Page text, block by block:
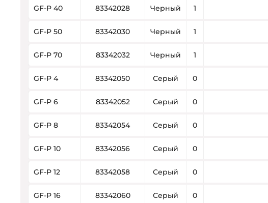
GF-P 40 83342028 Черный 1
GF-P 50 83342030 Черный 1
GF-P 70 83342032 Черный 1
GF-P 4 83342050 Серый 0
GF-P 6 83342052 Серый 0
GF-P 8 83342054 Серый 0
GF-P 10 83342056 Серый 0
GF-P 12 83342058 Серый 0
GF-P 16 83342060 Серый 0